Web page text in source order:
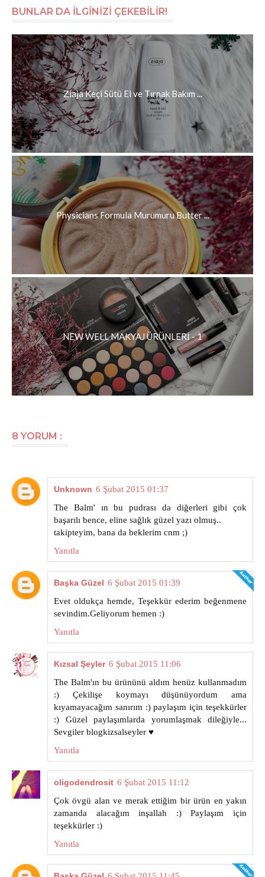
BUNLAR DA İLGİNİZİ ÇEKEBİLİR!
Ziaja Keçi Sütü El ve Tırnak Bakım ...
Physicians Formula Murumuru Butter ...
NEW WELL MAKYAJ ÜRÜNLERİ - 1
8 YORUM :
Unknown 6 Şubat 2015 01:37
The Balm' ın bu pudrası da diğerleri gibi çok
başarılı bence, eline sağlık güzel yazı olmuş..
takipteyim, bana da beklerim cnm ;)
Yanıtla
Başka Güzel 6 Şubat 2015 01:39
Evet oldukça hemde, Teşekkür ederim beğenmene
sevindim.Geliyorum hemen :)
Yanıtla
Kızsal Şeyler 6 Şubat 2015 11:06
The Balm'ın bu ürününü aldım henüz kullanmadım
:) Çekilişe koymayı düşünüyordum ama
kıyamayacağım sanırım :) paylaşım için teşekkürler
:) Güzel paylaşımlarda yorumlaşmak dileğiyle...
Sevgiler blogkizsalseyler ♥
Yanıtla
oligodendrosit 6 Şubat 2015 11:12
Çok övgü alan ve merak ettiğim bir ürün en yakın
zamanda alacağım inşallah :) Paylaşım için
teşekkürler :)
Yanıtla